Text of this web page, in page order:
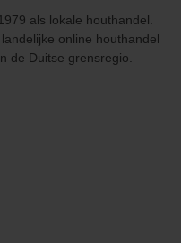
als lokale houthandel.
online houthandel
de Duitse grensregio.